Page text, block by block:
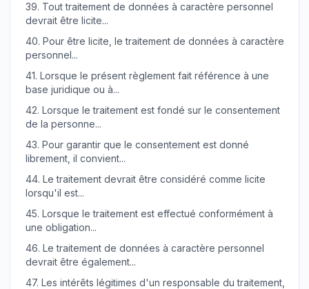
39. Tout traitement de données à caractère personnel
devrait être licite...
40. Pour être licite, le traitement de données à caractère
personnel...
41. Lorsque le présent règlement fait référence à une
base juridique ou à...
42. Lorsque le traitement est fondé sur le consentement
de la personne...
43. Pour garantir que le consentement est donné
librement, il convient...
44. Le traitement devrait être considéré comme licite
lorsqu'il est...
45. Lorsque le traitement est effectué conformément à
une obligation...
46. Le traitement de données à caractère personnel
devrait être également...
47. Les intérêts légitimes d'un responsable du traitement,